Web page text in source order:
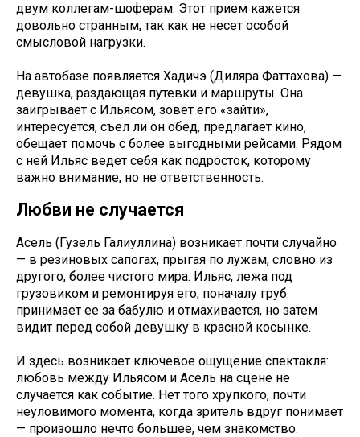
двум коллегам-шоферам. Этот прием кажется
довольно странным, так как не несет особой
смысловой нагрузки.
На автобазе появляется Хадичэ (Диляра Фаттахова) —
девушка, раздающая путевки и маршруты. Она
заигрывает с Ильясом, зовет его «зайти»,
интересуется, съел ли он обед, предлагает кино,
обещает помочь с более выгодными рейсами. Рядом
с ней Ильяс ведет себя как подросток, которому
важно внимание, но не ответственность.
Любви не случается
Асель (Гузель Галиуллина) возникает почти случайно
— в резиновых сапогах, прыгая по лужам, словно из
другого, более чистого мира. Ильяс, лежа под
грузовиком и ремонтируя его, поначалу груб:
принимает ее за бабулю и отмахивается, но затем
видит перед собой девушку в красной косынке.
И здесь возникает ключевое ощущение спектакля:
любовь между Ильясом и Асель на сцене не
случается как событие. Нет того хрупкого, почти
неуловимого момента, когда зритель вдруг понимает
— произошло нечто большее, чем знакомство.